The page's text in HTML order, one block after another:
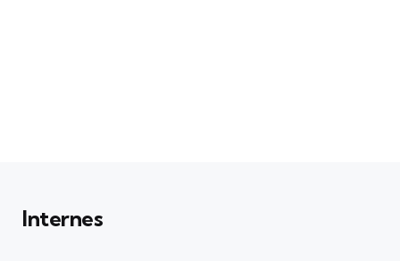
Internes